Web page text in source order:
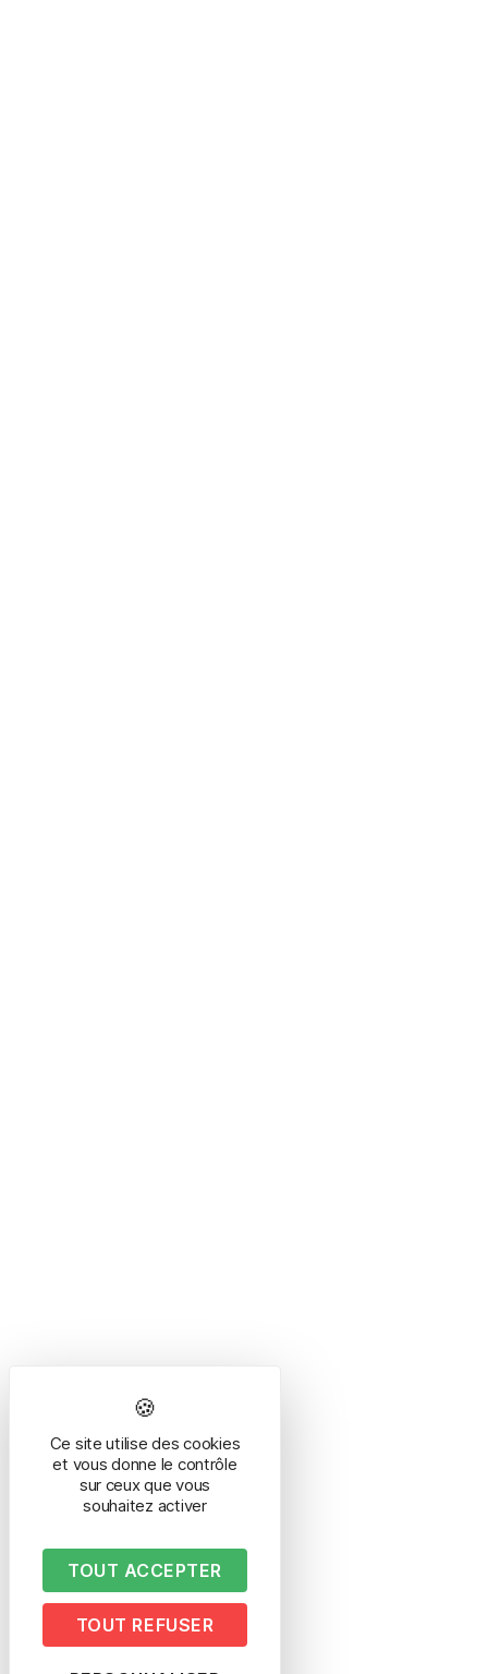
Ce site utilise des cookies
et vous donne le contrôle
sur ceux que vous
souhaitez activer
TOUT ACCEPTER
TOUT REFUSER